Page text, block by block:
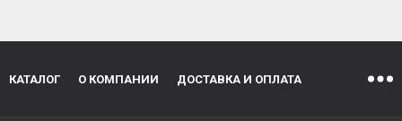
КАТАЛОГ О КОМПАНИИ ДОСТАВКА И ОПЛАТА